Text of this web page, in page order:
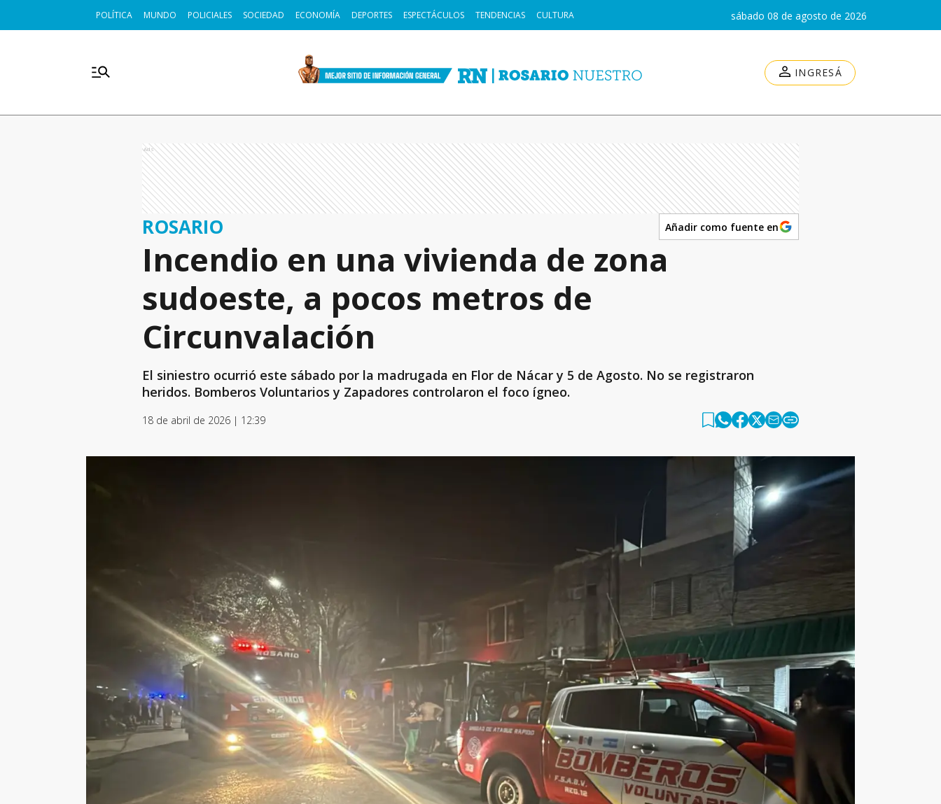
POLÍTICA MUNDO POLICIALES SOCIEDAD ECONOMÍA DEPORTES ESPECTÁCULOS TENDENCIAS CULTURA sábado 08 de agosto de 2026
INGRESÁ
Ads
ROSARIO Añadir como fuente en
Incendio en una vivienda de zona
sudoeste, a pocos metros de
Circunvalación
El siniestro ocurrió este sábado por la madrugada en Flor de Nácar y 5 de Agosto. No se registraron
heridos. Bomberos Voluntarios y Zapadores controlaron el foco ígneo.
18 de abril de 2026 | 12:39